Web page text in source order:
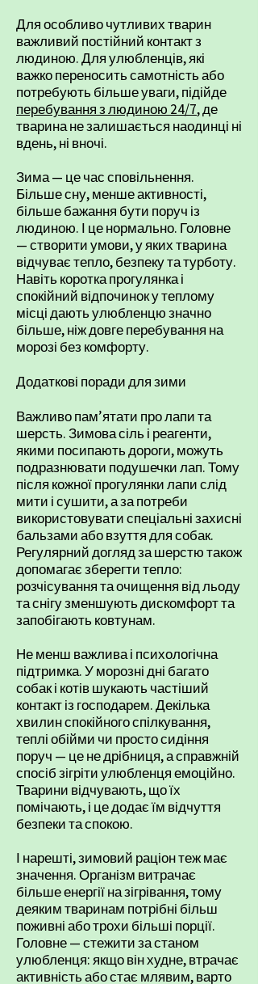
Для особливо чутливих тварин
важливий постійний контакт з
людиною. Для улюбленців, які
важко переносить самотність або
потребують більше уваги, підійде
перебування з людиною 24/7, де
тварина не залишається наодинці ні
вдень, ні вночі.
Зима — це час сповільнення.
Більше сну, менше активності,
більше бажання бути поруч із
людиною. І це нормально. Головне
— створити умови, у яких тварина
відчуває тепло, безпеку та турботу.
Навіть коротка прогулянка і
спокійний відпочинок у теплому
місці дають улюбленцю значно
більше, ніж довге перебування на
морозі без комфорту.
Додаткові поради для зими
Важливо пам’ятати про лапи та
шерсть. Зимова сіль і реагенти,
якими посипають дороги, можуть
подразнювати подушечки лап. Тому
після кожної прогулянки лапи слід
мити і сушити, а за потреби
використовувати спеціальні захисні
бальзами або взуття для собак.
Регулярний догляд за шерстю також
допомагає зберегти тепло:
розчісування та очищення від льоду
та снігу зменшують дискомфорт та
запобігають ковтунам.
Не менш важлива і психологічна
підтримка. У морозні дні багато
собак і котів шукають частіший
контакт із господарем. Декілька
хвилин спокійного спілкування,
теплі обійми чи просто сидіння
поруч — це не дрібниця, а справжній
спосіб зігріти улюбленця емоційно.
Тварини відчувають, що їх
помічають, і це додає їм відчуття
безпеки та спокою.
І нарешті, зимовий раціон теж має
значення. Організм витрачає
більше енергії на зігрівання, тому
деяким тваринам потрібні більш
поживні або трохи більші порції.
Головне — стежити за станом
улюбленця: якщо він худне, втрачає
активність або стає млявим, варто